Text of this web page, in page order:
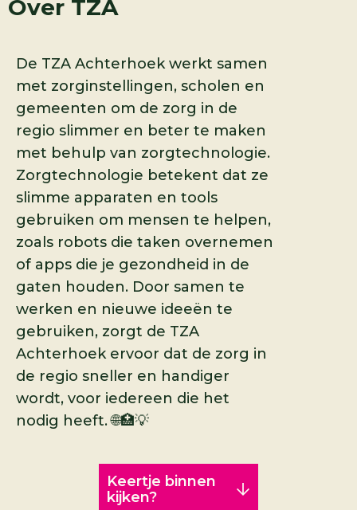
Over TZA
De TZA Achterhoek werkt samen
met zorginstellingen, scholen en
gemeenten om de zorg in de
regio slimmer en beter te maken
met behulp van zorgtechnologie.
Zorgtechnologie betekent dat ze
slimme apparaten en tools
gebruiken om mensen te helpen,
zoals robots die taken overnemen
of apps die je gezondheid in de
gaten houden. Door samen te
werken en nieuwe ideeën te
gebruiken, zorgt de TZA
Achterhoek ervoor dat de zorg in
de regio sneller en handiger
wordt, voor iedereen die het
nodig heeft. 🌐🏥💡
Keertje binnen
kijken?